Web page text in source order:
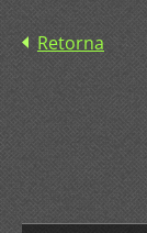
Retorna